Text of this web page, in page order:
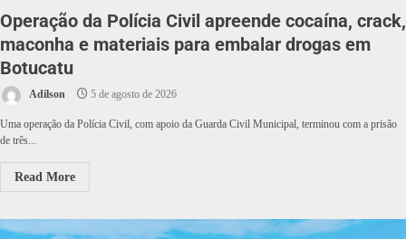
Operação da Polícia Civil apreende cocaína, crack,
maconha e materiais para embalar drogas em
Botucatu
Adilson 5 de agosto de 2026
Uma operação da Polícia Civil, com apoio da Guarda Civil Municipal, terminou com a prisão
de três...
Read More